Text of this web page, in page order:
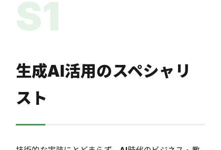
S1
生成AI活用のスペシャリ
スト